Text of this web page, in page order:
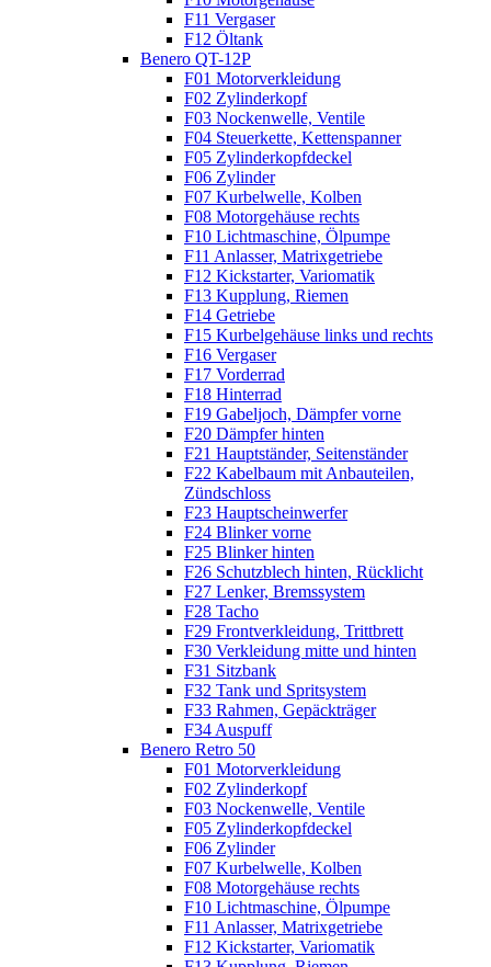
F11 Vergaser
F12 Öltank
Benero QT-12P
F01 Motorverkleidung
F02 Zylinderkopf
F03 Nockenwelle, Ventile
F04 Steuerkette, Kettenspanner
F05 Zylinderkopfdeckel
F06 Zylinder
F07 Kurbelwelle, Kolben
F08 Motorgehäuse rechts
F10 Lichtmaschine, Ölpumpe
F11 Anlasser, Matrixgetriebe
F12 Kickstarter, Variomatik
F13 Kupplung, Riemen
F14 Getriebe
F15 Kurbelgehäuse links und rechts
F16 Vergaser
F17 Vorderrad
F18 Hinterrad
F19 Gabeljoch, Dämpfer vorne
F20 Dämpfer hinten
F21 Hauptständer, Seitenständer
F22 Kabelbaum mit Anbauteilen,
Zündschloss
F23 Hauptscheinwerfer
F24 Blinker vorne
F25 Blinker hinten
F26 Schutzblech hinten, Rücklicht
F27 Lenker, Bremssystem
F28 Tacho
F29 Frontverkleidung, Trittbrett
F30 Verkleidung mitte und hinten
F31 Sitzbank
F32 Tank und Spritsystem
F33 Rahmen, Gepäckträger
F34 Auspuff
Benero Retro 50
F01 Motorverkleidung
F02 Zylinderkopf
F03 Nockenwelle, Ventile
F05 Zylinderkopfdeckel
F06 Zylinder
F07 Kurbelwelle, Kolben
F08 Motorgehäuse rechts
F10 Lichtmaschine, Ölpumpe
F11 Anlasser, Matrixgetriebe
F12 Kickstarter, Variomatik